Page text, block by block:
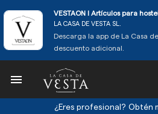
VESTAON l Artículos para
LA CASA DE VESTA SL.
Descarga la app de La Casa
descuento adicional.

¿Eres profesional? Obtén